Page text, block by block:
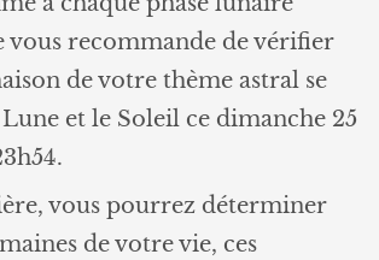
vous recommande de vérifier
de votre thème astral se
et le Soleil ce dimanche 25
vous pourrez déterminer
de votre vie, ces